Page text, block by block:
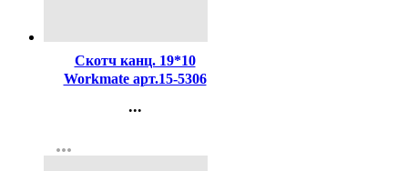
Скотч канц. 19*10
Workmate арт.15-5306
...
Регистрация
more_horiz